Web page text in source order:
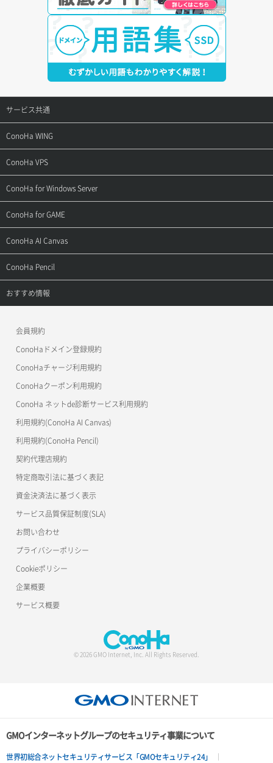
サービス共通
サポートトップ
ご契約・お支払い
用語集
お問い合わせ
ConoHa WING
サポートトップ
ご利用ガイド
お乗り換えガイド
よくある質問
ConoHa VPS
サポートトップ
ご利用ガイド
APIドキュメントVPS2.0
APIドキュメントVPS3.0
ConoHa for Windows Server
サポートトップ
ご利用ガイド
APIドキュメントVPS2.0
APIドキュメントVPS3.0
ConoHa for GAME
サポートトップ
ご利用ガイド
ConoHa AI Canvas
サポートトップ
ご利用ガイド
ConoHa Pencil
サポートトップ
おすすめ情報
美雲このは徹底ガイド
会員規約
ConoHaドメイン登録規約
ConoHaチャージ利用規約
ConoHaクーポン利用規約
ConoHa ネットde診断サービス利用規約
利用規約(ConoHa AI Canvas)
利用規約(ConoHa Pencil)
契約代理店規約
特定商取引法に基づく表記
資金決済法に基づく表示
サービス品質保証制度(SLA)
お問い合わせ
プライバシーポリシー
Cookieポリシー
企業概要
サービス概要
© 2026 GMO Internet, Inc. All Rights Reserved.
GMOインターネットグループのセキュリティ事業について
世界初総合ネットセキュリティサービス「GMOセキュリティ24」